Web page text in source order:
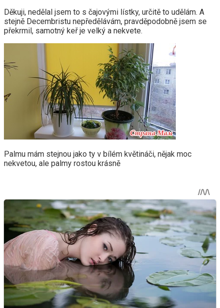
Děkuji, nedělal jsem to s čajovými lístky, určitě to udělám. A
stejně Decembristu nepředělávám, pravděpodobně jsem se
překrmil, samotný keř je velký a nekvete.
Palmu mám stejnou jako ty v bílém květináči, nějak moc
nekvetou, ale palmy rostou krásně